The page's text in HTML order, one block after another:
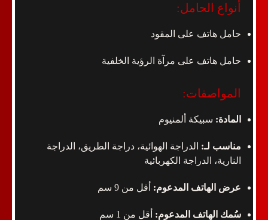
أنواع الحامل:
حامل هاتف على المقود
حامل هاتف على مرآة الرؤية الخلفية
المواصفات:
المادة: سبيكة ألمنيوم
مناسب لـ: الدراجة الهوائية، دراجة الطريق، الدراجة
النارية، الدراجة الكهربائية
عرض الهاتف المدعوم: أقل من 9 سم
سُمك الهاتف المدعوم: أقل من 1 سم